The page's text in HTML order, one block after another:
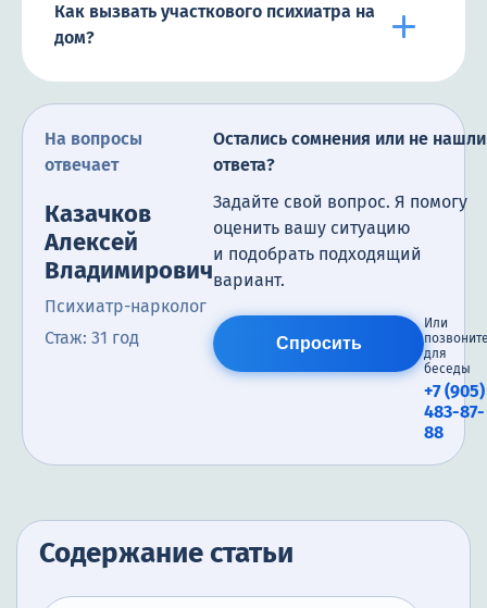
Как вызвать участкового психиатра на
дом?
На вопросы
отвечает
Казачков
Алексей
Владимирович
Психиатр-нарколог
Стаж: 31 год
Остались сомнения или не нашли
ответа?
Задайте свой вопрос. Я помогу
оценить вашу ситуацию
и подобрать подходящий
вариант.
Спросить
Или
для
беседы
+7 (905)
483-87-
88
Содержание статьи